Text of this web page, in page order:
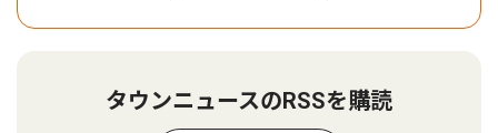
タウンニュースのRSSを購読